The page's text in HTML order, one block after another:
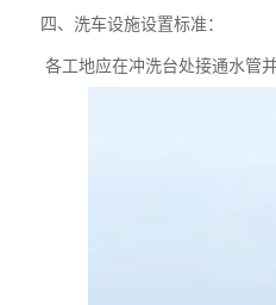
四、洗车设施设置标准：
各工地应在冲洗台处接通水管